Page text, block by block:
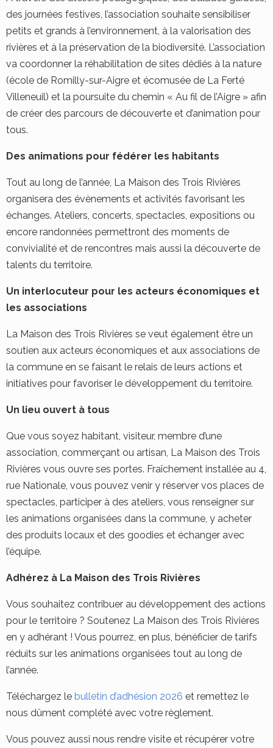
des journées festives, l’association souhaite sensibiliser
petits et grands à l’environnement, à la valorisation des
rivières et à la préservation de la biodiversité. L’association
va coordonner la réhabilitation de sites dédiés à la nature
(école de Romilly-sur-Aigre et écomusée de La Ferté
Villeneuil) et la poursuite du chemin « Au fil de l’Aigre » afin
de créer des parcours de découverte et d’animation pour
tous.
Des animations pour fédérer les habitants
Tout au long de l’année, La Maison des Trois Rivières
organisera des évènements et activités favorisant les
échanges. Ateliers, concerts, spectacles, expositions ou
encore randonnées permettront des moments de
convivialité et de rencontres mais aussi la découverte de
talents du territoire.
Un interlocuteur pour les acteurs économiques et
les associations
La Maison des Trois Rivières se veut également être un
soutien aux acteurs économiques et aux associations de
la commune en se faisant le relais de leurs actions et
initiatives pour favoriser le développement du territoire.
Un lieu ouvert à tous
Que vous soyez habitant, visiteur, membre d’une
association, commerçant ou artisan, La Maison des Trois
Rivières vous ouvre ses portes. Fraîchement installée au 4,
rue Nationale, vous pouvez venir y réserver vos places de
spectacles, participer à des ateliers, vous renseigner sur
les animations organisées dans la commune, y acheter
des produits locaux et des goodies et échanger avec
l’équipe.
Adhérez à La Maison des Trois Rivières
Vous souhaitez contribuer au développement des actions
pour le territoire ? Soutenez La Maison des Trois Rivières
en y adhérant ! Vous pourrez, en plus, bénéficier de tarifs
réduits sur les animations organisées tout au long de
l’année.
Téléchargez le bulletin d’adhésion 2026 et remettez le
nous dûment complété avec votre règlement.
Vous pouvez aussi nous rendre visite et récupérer votre